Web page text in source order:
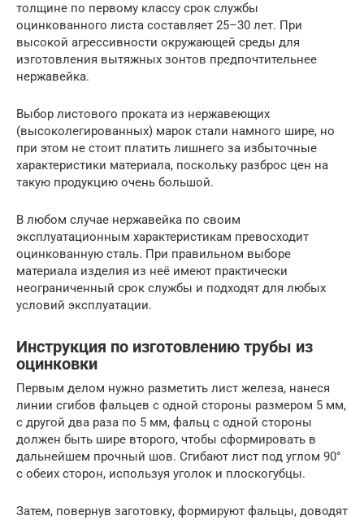
толщине по первому классу срок службы
оцинкованного листа составляет 25–30 лет. При
высокой агрессивности окружающей среды для
изготовления вытяжных зонтов предпочтительнее
нержавейка.
Выбор листового проката из нержавеющих
(высоколегированных) марок стали намного шире, но
при этом не стоит платить лишнего за избыточные
характеристики материала, поскольку разброс цен на
такую продукцию очень большой.
В любом случае нержавейка по своим
эксплуатационным характеристикам превосходит
оцинкованную сталь. При правильном выборе
материала изделия из неё имеют практически
неограниченный срок службы и подходят для любых
условий эксплуатации.
Инструкция по изготовлению трубы из
оцинковки
Первым делом нужно разметить лист железа, нанеся
линии сгибов фальцев с одной стороны размером 5 мм,
с другой два раза по 5 мм, фальц с одной стороны
должен быть шире второго, чтобы сформировать в
дальнейшем прочный шов. Сгибают лист под углом 90°
с обеих сторон, используя уголок и плоскогубцы.
Затем, повернув заготовку, формируют фальцы, доводят